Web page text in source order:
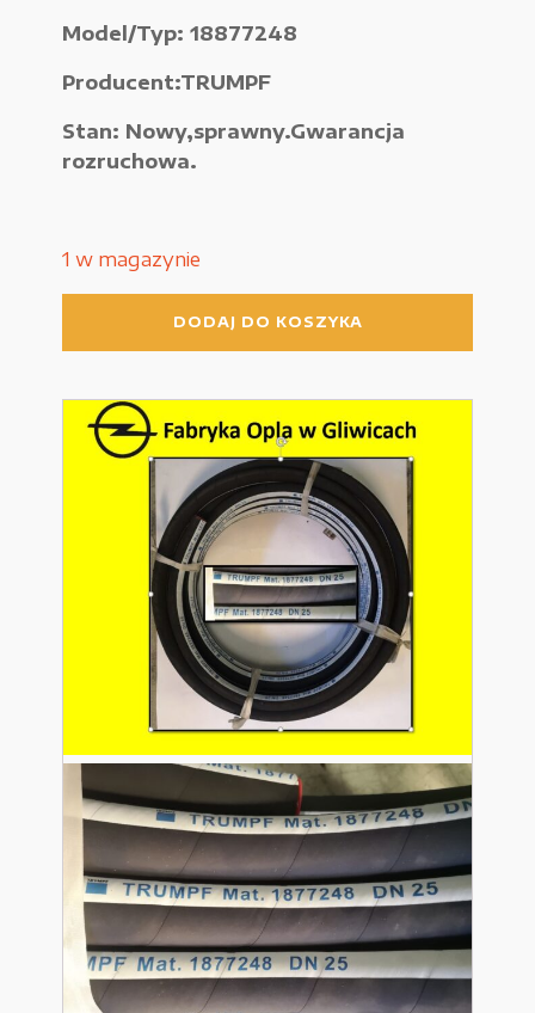
Urządzenia elektryczne
Urządzenia pneumatyczne i hydrauliczne
Używane narzędzia warsztatowe
WYPRZEDAŻE
Zamówienie
Regulamin sklepu
Polityka Prywatności
Model/Typ: 18877248
Producent:TRUMPF
Stan: Nowy,sprawny.Gwarancja
rozruchowa.
1 w magazynie
18877248
DODAJ DO KOSZYKA